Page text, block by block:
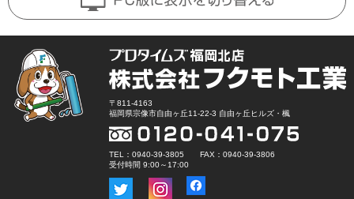
〒811-4163
福岡県宗像市自由ヶ丘11-22-3 自由ヶ丘ヒルズ・楓
TEL：0940-39-3805 FAX：0940-39-3806
受付時間 9:00～17:00